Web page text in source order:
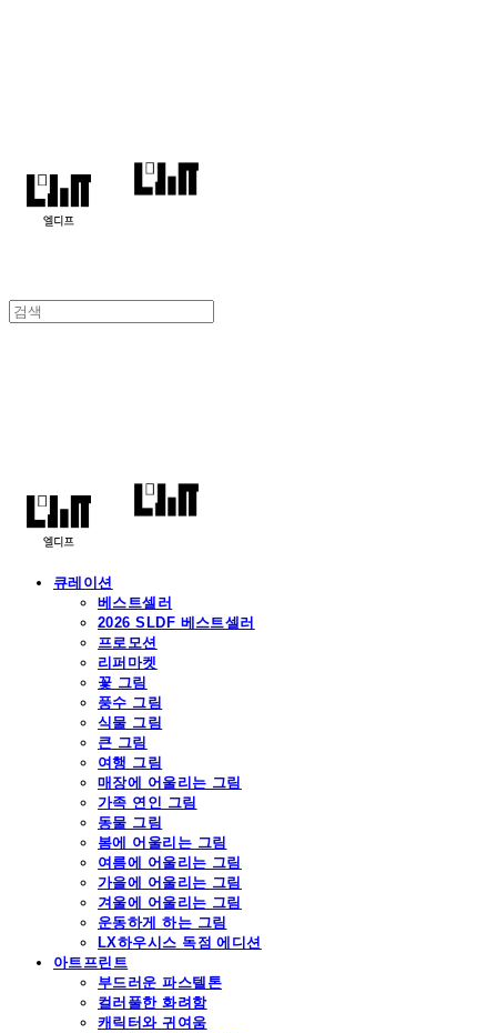
큐레이션
베스트셀러
2026 SLDF 베스트셀러
프로모션
리퍼마켓
꽃 그림
풍수 그림
식물 그림
큰 그림
여행 그림
매장에 어울리는 그림
가족 연인 그림
동물 그림
봄에 어울리는 그림
여름에 어울리는 그림
가을에 어울리는 그림
겨울에 어울리는 그림
운동하게 하는 그림
LX하우시스 독점 에디션
아트프린트
부드러운 파스텔톤
컬러풀한 화려함
캐릭터와 귀여움